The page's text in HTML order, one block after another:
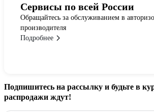
Сервисы по всей России
Обращайтесь за обслуживанием в
производителя
Подробнее
Подпишитесь на рассылку и будьте в
распродажи ждут!